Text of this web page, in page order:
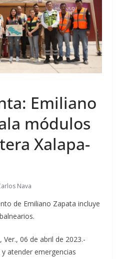
Emiliano
módulos
Xalapa-
Nava
de Emiliano Zapata incluye
06 de abril de 2023.-
atender emergencias